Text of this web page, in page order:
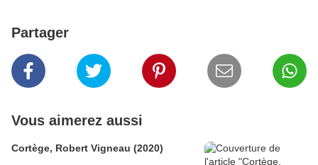
Partager
Vous aimerez aussi
Cortège, Robert Vigneau (2020)